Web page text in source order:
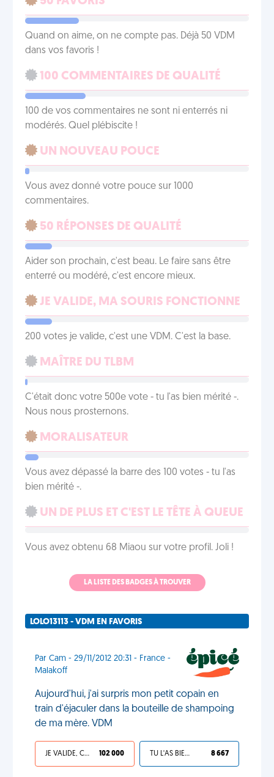
Quand on aime, on ne compte pas. Déjà 50 VDM
dans vos favoris !
100 COMMENTAIRES DE QUALITÉ
100 de vos commentaires ne sont ni enterrés ni
modérés. Quel plébiscite !
UN NOUVEAU POUCE
Vous avez donné votre pouce sur 1000
commentaires.
50 RÉPONSES DE QUALITÉ
Aider son prochain, c'est beau. Le faire sans être
enterré ou modéré, c'est encore mieux.
JE VALIDE, MA SOURIS FONCTIONNE
200 votes je valide, c'est une VDM. C'est la base.
MAÎTRE DU TLBM
C'était donc votre 500e vote - tu l'as bien mérité -.
Nous nous prosternons.
MORALISATEUR
Vous avez dépassé la barre des 100 votes - tu l'as
bien mérité -.
UN DE PLUS ET C'EST LE TÊTE À QUEUE
Vous avez obtenu 68 Miaou sur votre profil. Joli !
LA LISTE DES BADGES À TROUVER
LOLO13113 - VDM EN FAVORIS
Par Cam - 29/11/2012 20:31 - France -
Malakoff
Aujourd'hui, j'ai surpris mon petit copain en
train d'éjaculer dans la bouteille de shampoing
de ma mère. VDM
JE VALIDE, C'EST UNE VDM 102 000 TU L'AS BIEN MÉRITÉ 8 667